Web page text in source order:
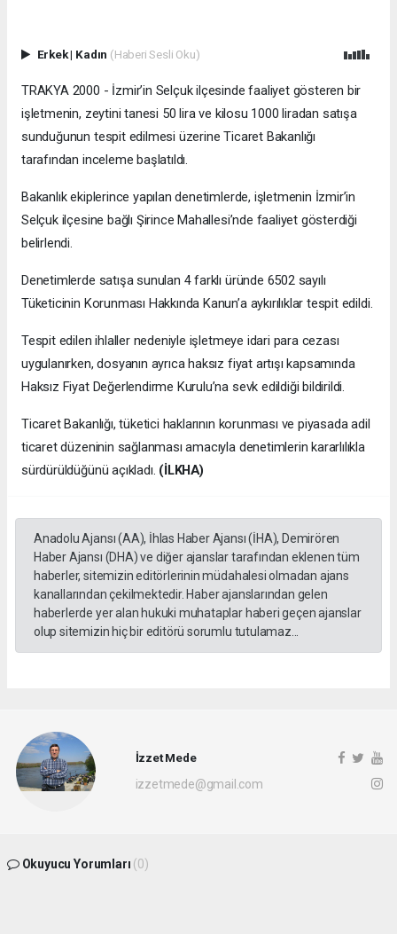
Erkek| Kadın (Haberi Sesli Oku)
TRAKYA 2000 - İzmir’in Selçuk ilçesinde faaliyet gösteren bir
işletmenin, zeytini tanesi 50 lira ve kilosu 1000 liradan satışa
sunduğunun tespit edilmesi üzerine Ticaret Bakanlığı
tarafından inceleme başlatıldı.
Bakanlık ekiplerince yapılan denetimlerde, işletmenin İzmir’in
Selçuk ilçesine bağlı Şirince Mahallesi’nde faaliyet gösterdiği
belirlendi.
Denetimlerde satışa sunulan 4 farklı üründe 6502 sayılı
Tüketicinin Korunması Hakkında Kanun’a aykırılıklar tespit edildi.
Tespit edilen ihlaller nedeniyle işletmeye idari para cezası
uygulanırken, dosyanın ayrıca haksız fiyat artışı kapsamında
Haksız Fiyat Değerlendirme Kurulu’na sevk edildiği bildirildi.
Ticaret Bakanlığı, tüketici haklarının korunması ve piyasada adil
ticaret düzeninin sağlanması amacıyla denetimlerin kararlılıkla
sürdürüldüğünü açıkladı. (İLKHA)
Anadolu Ajansı (AA), İhlas Haber Ajansı (İHA), Demirören
Haber Ajansı (DHA) ve diğer ajanslar tarafından eklenen tüm
haberler, sitemizin editörlerinin müdahalesi olmadan ajans
kanallarından çekilmektedir. Haber ajanslarından gelen
haberlerde yer alan hukuki muhataplar haberi geçen ajanslar
olup sitemizin hiç bir editörü sorumlu tutulamaz...
İzzet Mede
izzetmede@gmail.com
Okuyucu Yorumları (0)